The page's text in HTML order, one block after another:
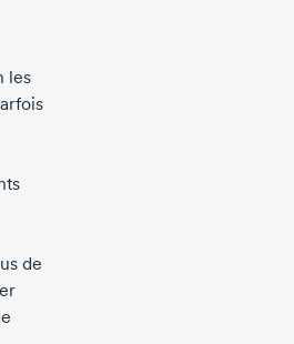
les
de